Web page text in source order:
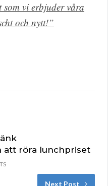
vi erbjuder våra
och nytt!”
att röra lunchpriset
Next Post